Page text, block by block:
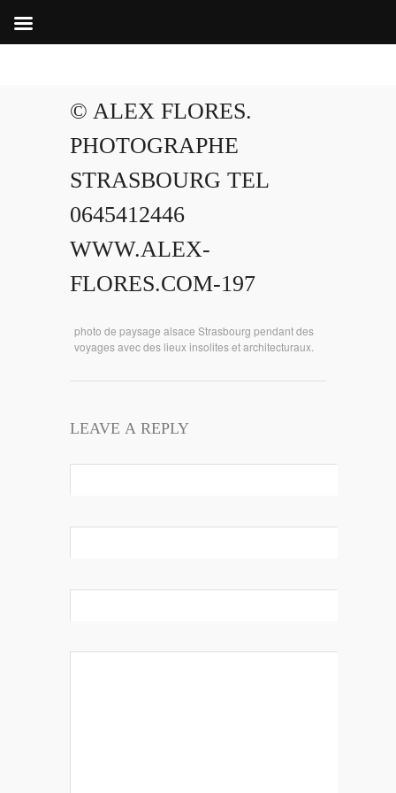
© ALEX FLORES.
PHOTOGRAPHE
STRASBOURG TEL
0645412446
WWW.ALEX-
FLORES.COM-197
photo de paysage alsace Strasbourg pendant des
voyages avec des lieux insolites et architecturaux.
LEAVE A REPLY